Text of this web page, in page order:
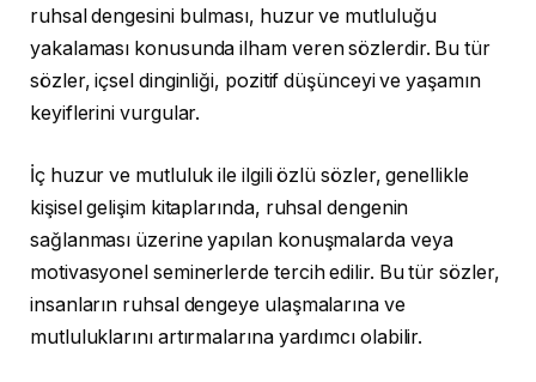
ruhsal dengesini bulması, huzur ve mutluluğu
yakalaması konusunda ilham veren sözlerdir. Bu tür
sözler, içsel dinginliği, pozitif düşünceyi ve yaşamın
keyiflerini vurgular.
İç huzur ve mutluluk ile ilgili özlü sözler, genellikle
kişisel gelişim kitaplarında, ruhsal dengenin
sağlanması üzerine yapılan konuşmalarda veya
motivasyonel seminerlerde tercih edilir. Bu tür sözler,
insanların ruhsal dengeye ulaşmalarına ve
mutluluklarını artırmalarına yardımcı olabilir.